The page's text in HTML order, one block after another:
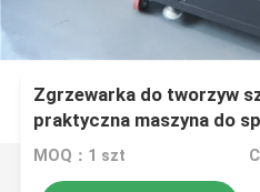
Zgrzewarka do tworzyw
praktyczna maszyna do
wysokiej częstotliwości
MOQ：1 szt